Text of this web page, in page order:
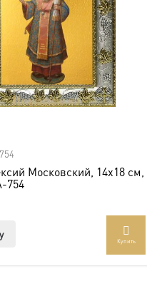
образов покровителей
Также можно
под заказ по вашим
Московский, 14х18 см,
754
Купить